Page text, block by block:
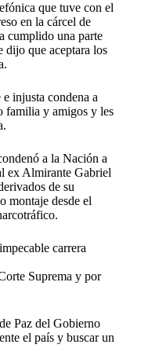
que tuve con el
en la cárcel de
cumplido una parte
dijo que aceptara los
injusta condena a
familia y amigos y les
a la Nación a
ex Almirante Gabriel
de su
montaje desde el
carrera
Suprema y por
Paz del Gobierno
el país y buscar un